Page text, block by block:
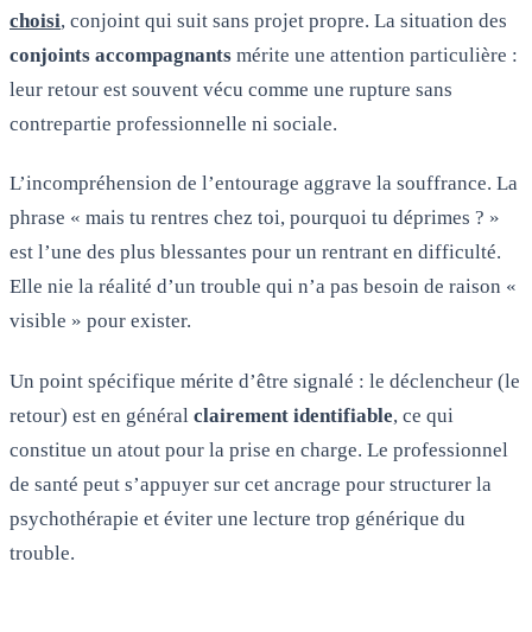
choisi, conjoint qui suit sans projet propre. La situation des
conjoints accompagnants mérite une attention particulière :
leur retour est souvent vécu comme une rupture sans
contrepartie professionnelle ni sociale.
L’incompréhension de l’entourage aggrave la souffrance. La
phrase « mais tu rentres chez toi, pourquoi tu déprimes ? »
est l’une des plus blessantes pour un rentrant en difficulté.
Elle nie la réalité d’un trouble qui n’a pas besoin de raison «
visible » pour exister.
Un point spécifique mérite d’être signalé : le déclencheur (le
retour) est en général clairement identifiable, ce qui
constitue un atout pour la prise en charge. Le professionnel
de santé peut s’appuyer sur cet ancrage pour structurer la
psychothérapie et éviter une lecture trop générique du
trouble.